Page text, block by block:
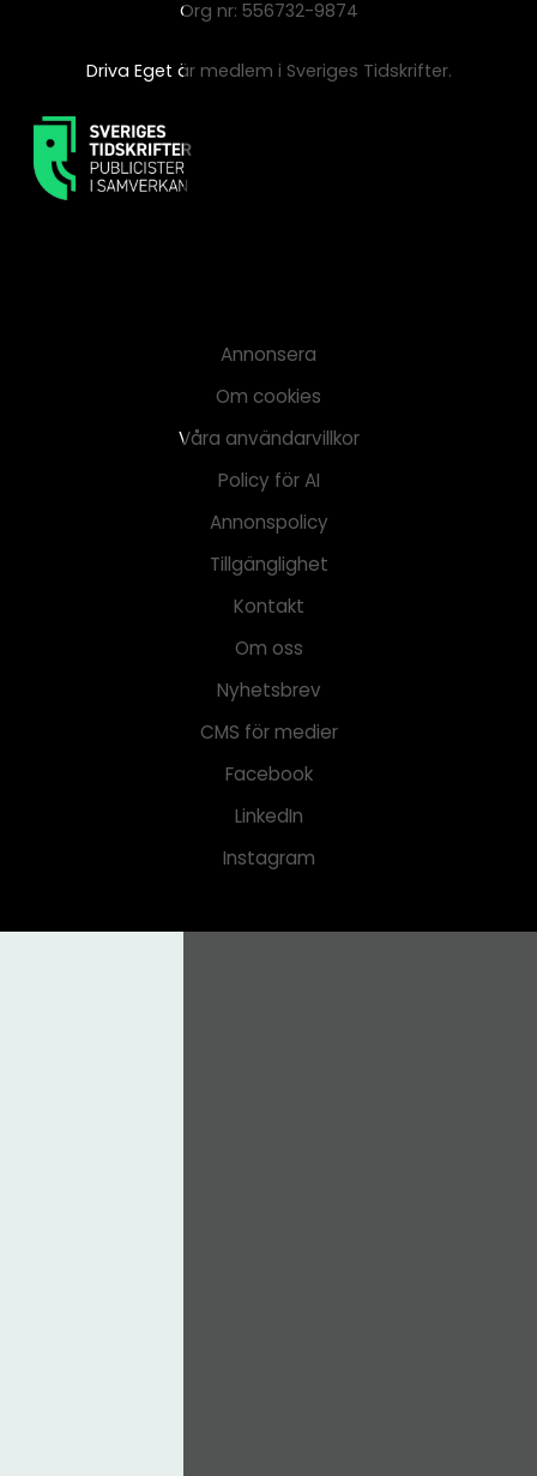
Org nr: 556732-9874
Driva Eget är medlem i Sveriges Tidskrifter.
Annonsera
Om cookies
Våra användarvillkor
Policy för AI
Annonspolicy
Tillgänglighet
Kontakt
Om oss
Nyhetsbrev
CMS för medier
Facebook
LinkedIn
Instagram